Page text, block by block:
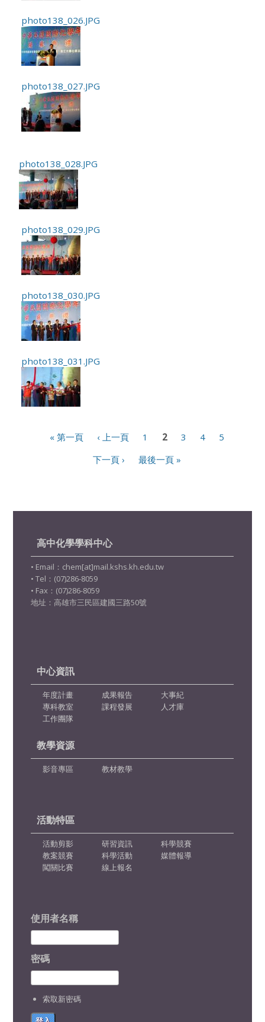
photo138_026.JPG
photo138_027.JPG
photo138_028.JPG
photo138_029.JPG
photo138_030.JPG
photo138_031.JPG
« 第一頁 ‹ 上一頁 1 2 3 4
5
下一頁 ›
最後一頁 »
高中化學學科中心
• Email：chem[at]mail.kshs.kh.edu.tw
• Tel：(07)286-8059
• Fax：(07)286-8059
地址：高雄市三民區建國三路50號
中心資訊
年度計畫 成果報告
大事紀
專科教室
課程發展
人才庫
工作團隊
教學資源
影音專區 教材教學
活動特區
活動剪影 研習資訊
科學競賽
教案競賽
科學活動
媒體報導
闖關比賽
線上報名
使用者名稱
密碼
索取新密碼